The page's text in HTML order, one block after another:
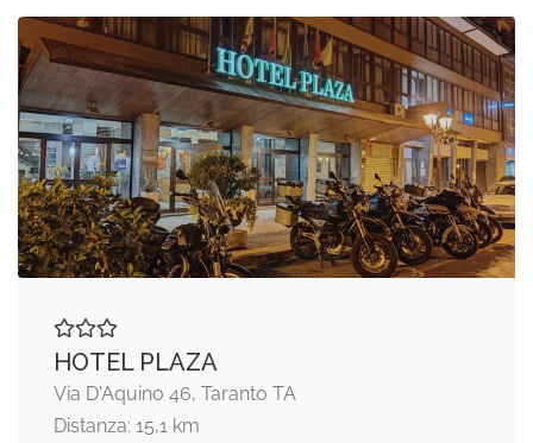
HOTEL PLAZA
Via D'Aquino 46, Taranto TA
Distanza: 15,1 km